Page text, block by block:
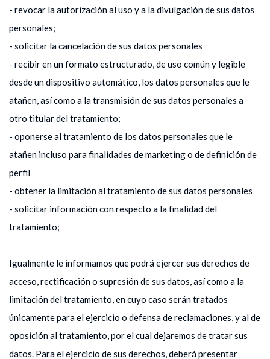
- revocar la autorización al uso y a la divulgación de sus datos
personales;
- solicitar la cancelación de sus datos personales
- recibir en un formato estructurado, de uso común y legible
desde un dispositivo automático, los datos personales que le
atañen, así como a la transmisión de sus datos personales a
otro titular del tratamiento;
- oponerse al tratamiento de los datos personales que le
atañen incluso para finalidades de marketing o de definición de
perfil
- obtener la limitación al tratamiento de sus datos personales
- solicitar información con respecto a la finalidad del
tratamiento;
Igualmente le informamos que podrá ejercer sus derechos de
acceso, rectificación o supresión de sus datos, así como a la
limitación del tratamiento, en cuyo caso serán tratados
únicamente para el ejercicio o defensa de reclamaciones, y al de
oposición al tratamiento, por el cual dejaremos de tratar sus
datos. Para el ejercicio de sus derechos, deberá presentar